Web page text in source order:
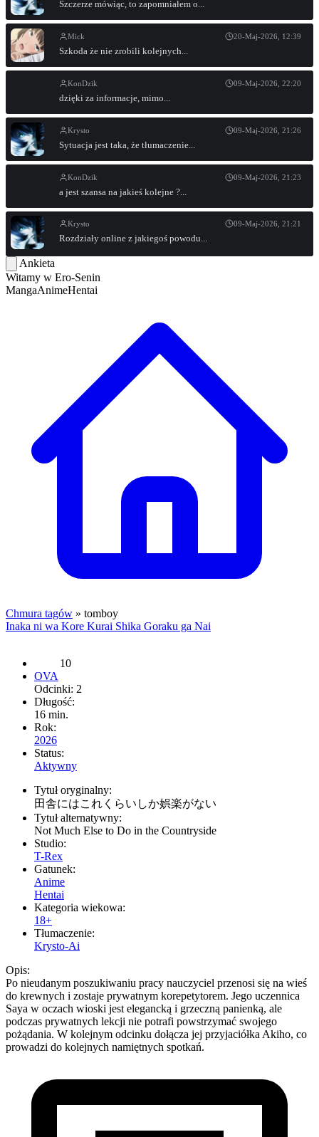
Szczerze mówiąc, to zapomniałem o...
Mick 20-Maj-2026, 12:39
Szkoda że nie zrobili kolejnych...
KonDzik 09-Maj-2026, 22:20
dzięki za informacje, mimo...
Krysto 09-Maj-2026, 21:26
Sytuacja jest taka, że tłumaczenie...
KonDzik 09-Maj-2026, 21:23
a jest szansa na jakieś kolejne ?...
Krysto 09-Maj-2026, 21:21
Rozdziały online z jakiegoś powodu...
Ankieta
Witamy w Ero-Senin
MangaAnimeHentai
Chmura tagów » tomboy
Inaka ni wa Kore Kurai Shika Goraku ga Nai
10
OVA
Odcinki: 2
Długość:
16 min.
Rok:
2026
Status:
Aktywny
Tytuł oryginalny:
田舎にはこれくらいしか娯楽がない
Tytuł alternatywny:
Not Much Else to Do in the Countryside
Studio:
T-Rex
Gatunek:
Anime
Hentai
Kategoria wiekowa:
18+
Tłumaczenie:
Krysto-Ai
Opis:
Po nieudanym poszukiwaniu pracy nauczyciel przenosi się na wieś
do krewnych i zostaje prywatnym korepetytorem. Jego uczennica
Saya w oczach wioski jest elegancką i grzeczną panienką, ale
podczas prywatnych lekcji nie potrafi powstrzymać swojego
pożądania. W kolejnym odcinku dołącza jej przyjaciółka Akiho, co
prowadzi do kolejnych namiętnych spotkań.